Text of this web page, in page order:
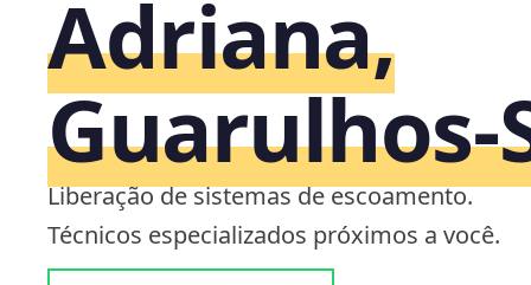
Adriana,
Liberação de sistemas de escoamento.
Técnicos especializados próximos a você.